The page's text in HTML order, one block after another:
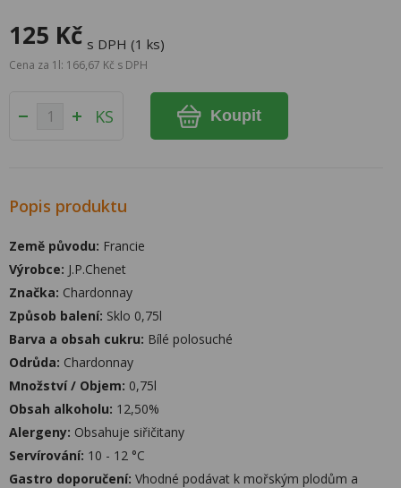
125 Kč s DPH (1 ks)
Cena za 1l: 166,67 Kč s DPH
KS Koupit
Popis produktu
Země původu: Francie
Výrobce: J.P.Chenet
Značka: Chardonnay
Způsob balení: Sklo 0,75l
Barva a obsah cukru: Bílé polosuché
Odrůda: Chardonnay
Množství / Objem: 0,75l
Obsah alkoholu: 12,50%
Alergeny: Obsahuje siřičitany
Servírování: 10 - 12 °C
Gastro doporučení: Vhodné podávat k mořským plodům a